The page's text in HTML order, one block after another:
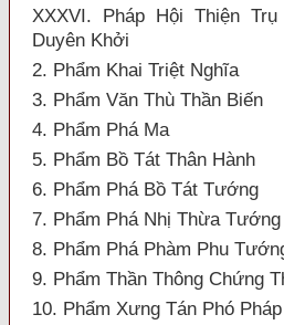
XXXVI. Pháp Hội Thiện
Duyên Khởi
2. Phẩm Khai Triệt Nghĩa
3. Phẩm Văn Thù Thần Biến
4. Phẩm Phá Ma
5. Phẩm Bồ Tát Thân Hành
6. Phẩm Phá Bồ Tát Tướng
7. Phẩm Phá Nhị Thừa Tướng
8. Phẩm Phá Phàm Phu
9. Phẩm Thần Thông Chứng
10. Phẩm Xưng Tán Phó Pháp